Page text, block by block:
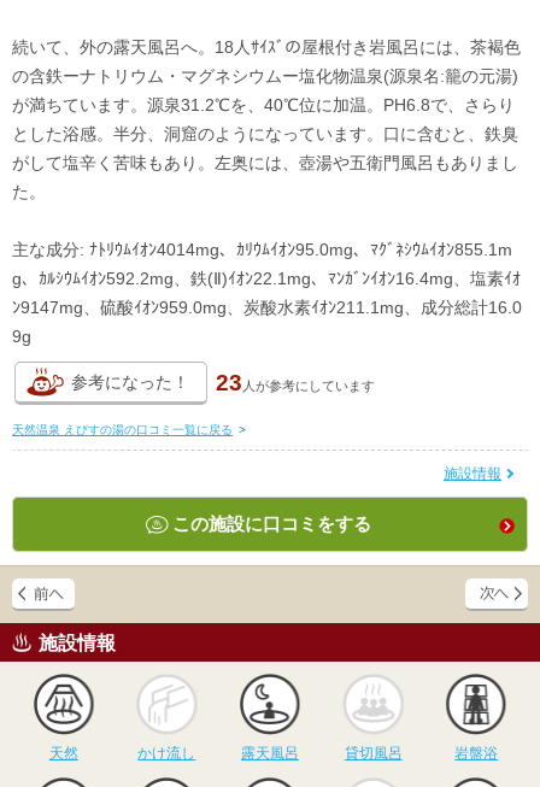
続いて、外の露天風呂へ。18人ｻｲｽﾞの屋根付き岩風呂には、茶褐色
の含鉄ーナトリウム・マグネシウムー塩化物温泉(源泉名:籠の元湯)
が満ちています。源泉31.2℃を、40℃位に加温。PH6.8で、さらり
とした浴感。半分、洞窟のようになっています。口に含むと、鉄臭
がして塩辛く苦味もあり。左奥には、壺湯や五衛門風呂もありまし
た。
主な成分: ﾅﾄﾘｳﾑｲｵﾝ4014mg、ｶﾘｳﾑｲｵﾝ95.0mg、ﾏｸﾞﾈｼｳﾑｲｵﾝ855.1m
g、ｶﾙｼｳﾑｲｵﾝ592.2mg、鉄(Ⅱ)ｲｵﾝ22.1mg、ﾏﾝｶﾞﾝｲｵﾝ16.4mg、塩素ｲｵ
ﾝ9147mg、硫酸ｲｵﾝ959.0mg、炭酸水素ｲｵﾝ211.1mg、成分総計16.0
9g
参考になった！ 23 人が参考にしています
天然温泉 えびすの湯の口コミ一覧に戻る >
施設情報
この施設に口コミをする
施設情報
天然
かけ流し
かけ流し
露天風呂
露天風呂
貸切風呂
貸切風呂 岩盤浴